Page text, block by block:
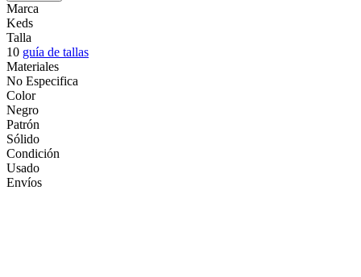
Marca
Keds
Talla
10 guía de tallas
Materiales
No Especifica
Color
Negro
Patrón
Sólido
Condición
Usado
Envíos